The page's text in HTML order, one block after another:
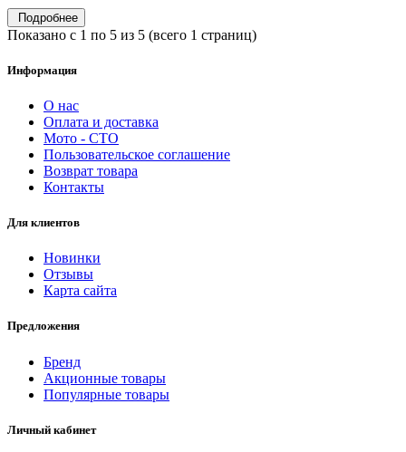
Подробнее
Показано с 1 по 5 из 5 (всего 1 страниц)
Информация
О нас
Оплата и доставка
Мото - CTO
Пользовательское соглашение
Возврат товара
Контакты
Для клиентов
Новинки
Отзывы
Карта сайта
Предложения
Бренд
Акционные товары
Популярные товары
Личный кабинет